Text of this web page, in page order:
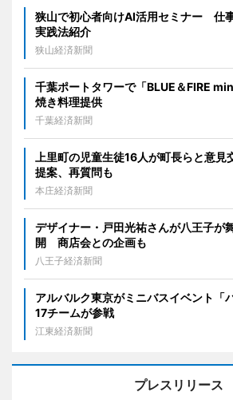
狭山で初心者向けAI活用セミナー 仕
実践法紹介
狭山経済新聞
千葉ポートタワーで「BLUE＆FIRE
焼き料理提供
千葉経済新聞
上里町の児童生徒16人が町長らと意
提案、再質問も
本庄経済新聞
デザイナー・戸田光祐さんが八王子が
開 商店会との企画も
八王子経済新聞
アルバルク東京がミニバスイベント
17チームが参戦
江東経済新聞
プレスリリース